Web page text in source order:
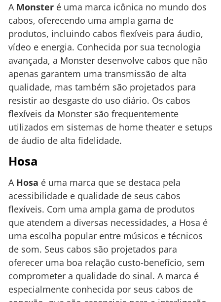
A Monster é uma marca icônica no mundo dos
cabos, oferecendo uma ampla gama de
produtos, incluindo cabos flexíveis para áudio,
vídeo e energia. Conhecida por sua tecnologia
avançada, a Monster desenvolve cabos que não
apenas garantem uma transmissão de alta
qualidade, mas também são projetados para
resistir ao desgaste do uso diário. Os cabos
flexíveis da Monster são frequentemente
utilizados em sistemas de home theater e setups
de áudio de alta fidelidade.
Hosa
A Hosa é uma marca que se destaca pela
acessibilidade e qualidade de seus cabos
flexíveis. Com uma ampla gama de produtos
que atendem a diversas necessidades, a Hosa é
uma escolha popular entre músicos e técnicos
de som. Seus cabos são projetados para
oferecer uma boa relação custo-benefício, sem
comprometer a qualidade do sinal. A marca é
especialmente conhecida por seus cabos de